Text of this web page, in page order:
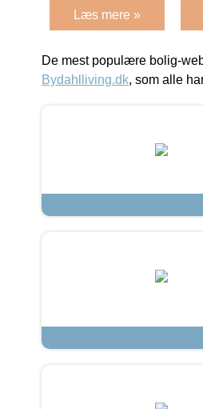
Læs mere »
De mest populære bolig-
Bydahlliving.dk, som alle